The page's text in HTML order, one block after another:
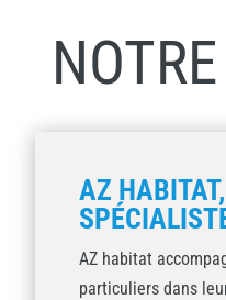
NOTRE
AZ
AZ habitat
particuliers dans